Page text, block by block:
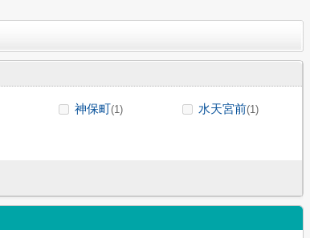
神保町(1) 水天宮前(1)